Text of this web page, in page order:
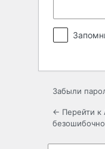
Забыли
← Перейти